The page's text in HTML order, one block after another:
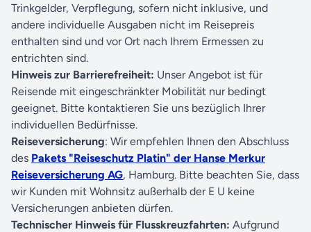
Trinkgelder, Verpflegung, sofern nicht inklusive, und
andere individuelle Ausgaben nicht im Reisepreis
enthalten sind und vor Ort nach Ihrem Ermessen zu
entrichten sind.
Hinweis zur Barrierefreiheit: Unser Angebot ist für
Reisende mit eingeschränkter Mobilität nur bedingt
geeignet. Bitte kontaktieren Sie uns bezüglich Ihrer
individuellen Bedürfnisse.
Reiseversicherung: Wir empfehlen Ihnen den Abschluss
des Pakets "Reiseschutz Platin" der Hanse Merkur
Reiseversicherung AG, Hamburg. Bitte beachten Sie, dass
wir Kunden mit Wohnsitz außerhalb der E U keine
Versicherungen anbieten dürfen.
Technischer Hinweis für Flusskreuzfahrten: Aufgrund